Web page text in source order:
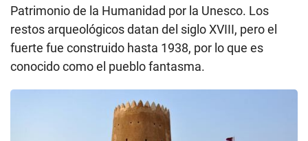
Patrimonio de la Humanidad por la Unesco. Los
restos arqueológicos datan del siglo XVIII, pero el
fuerte fue construido hasta 1938, por lo que es
conocido como el pueblo fantasma.